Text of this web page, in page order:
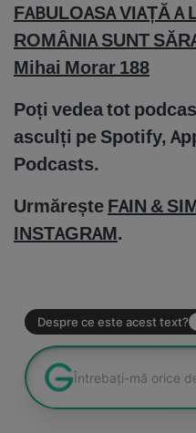
FABULOASA VIAȚĂ
ROMÂNIA SUNT
Mihai Morar 188
Poți vedea tot
asculți pe Spotify,
Podcasts.
Urmărește FAIN &
INSTAGRAM.